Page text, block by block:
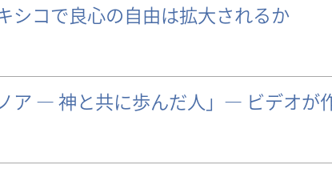
シコで良心の自由は拡大されるか
ノア ― 神と共に歩んだ人」― ビデオが